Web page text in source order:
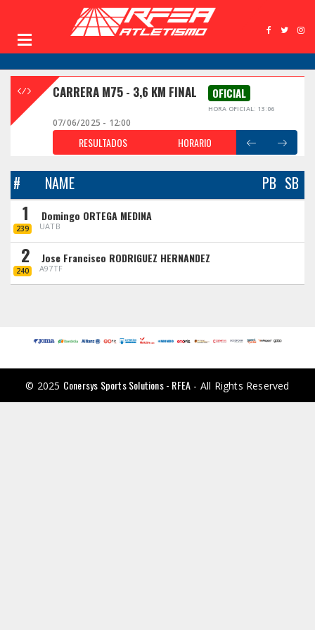
CARRERA M75 - 3,6 KM FINAL OFICIAL
HORA OFICIAL: 13:06
07/06/2025 - 12:00
RESULTADOS HORARIO
# NAME PB SB
1
239
Domingo ORTEGA MEDINA
UATB
2
240
Jose Francisco RODRIGUEZ HERNANDEZ
A97TF
© 2025 Conersys Sports Solutions - RFEA - All Rights Reserved